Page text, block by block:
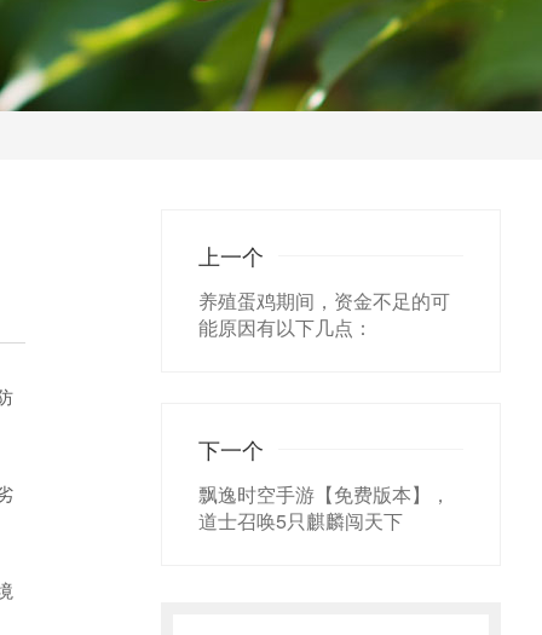
上一个
养殖蛋鸡期间，资金不足的可
能原因有以下几点：
下一个
飘逸时空手游【免费版本】，
道士召唤5只麒麟闯天下